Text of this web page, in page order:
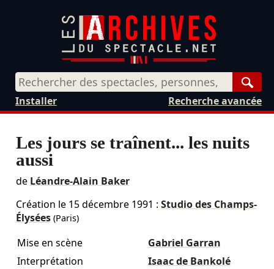
Recherche avancée
Installer
Les jours se traînent... les nuits
aussi
de Léandre-Alain Baker
Création le 15 décembre 1991 : Studio des Champs-
Élysées(Paris)
Mise en scène
Gabriel Garran
Interprétation
Isaac de Bankolé